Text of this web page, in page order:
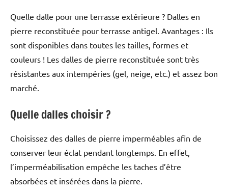
Quelle dalle pour une terrasse extérieure ? Dalles en
pierre reconstituée pour terrasse antigel. Avantages : Ils
sont disponibles dans toutes les tailles, formes et
couleurs ! Les dalles de pierre reconstituée sont très
résistantes aux intempéries (gel, neige, etc.) et assez bon
marché.
Quelle dalles choisir ?
Choisissez des dalles de pierre imperméables afin de
conserver leur éclat pendant longtemps. En effet,
l’imperméabilisation empêche les taches d’être
absorbées et insérées dans la pierre.